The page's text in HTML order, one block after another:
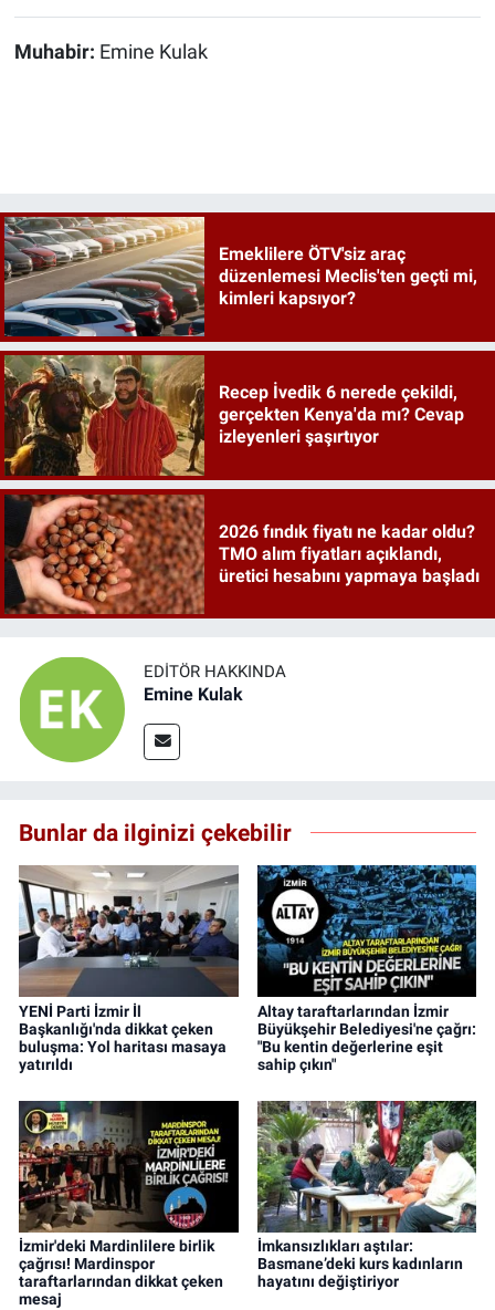
Muhabir: Emine Kulak
Emeklilere ÖTV'siz araç
düzenlemesi Meclis'ten geçti mi,
kimleri kapsıyor?
Recep İvedik 6 nerede çekildi,
gerçekten Kenya'da mı? Cevap
izleyenleri şaşırtıyor
2026 fındık fiyatı ne kadar oldu?
TMO alım fiyatları açıklandı,
üretici hesabını yapmaya başladı
EDITÖR HAKKINDA
Emine Kulak
Bunlar da ilginizi çekebilir
YENİ Parti İzmir İl
Başkanlığı'nda dikkat çeken
buluşma: Yol haritası masaya
yatırıldı
Altay taraftarlarından İzmir
Büyükşehir Belediyesi'ne çağrı:
"Bu kentin değerlerine eşit
sahip çıkın"
İzmir'deki Mardinlilere birlik
çağrısı! Mardinspor
taraftarlarından dikkat çeken
mesaj
İmkansızlıkları aştılar:
Basmane’deki kurs kadınların
hayatını değiştiriyor